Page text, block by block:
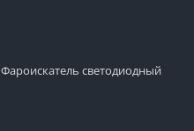
Фароискатель светодиодный